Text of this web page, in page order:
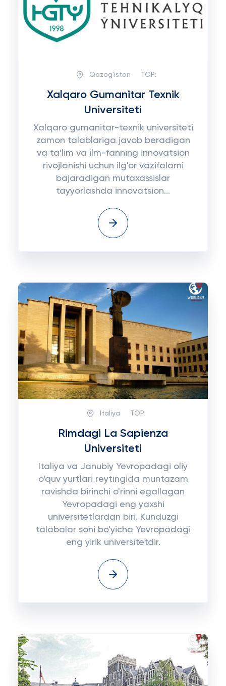
Qozog'iston TOP:
Xalqaro Gumanitar Texnik
Universiteti
Xalqaro gumanitar-texnik universiteti
zamon talablariga javob beradigan
va ta'lim va ilm-fanning innovatsion
rivojlanishi uchun ilg'or vazifalarni
bajaradigan mutaxassislar
tayyorlashda innovatsion...
Italiya TOP:
Rimdagi La Sapienza
Universiteti
Italiya va Janubiy Yevropadagi oliy
o'quv yurtlari reytingida muntazam
ravishda birinchi o'rinni egallagan
Yevropadagi eng yaxshi
universitetlardan biri. Kunduzgi
talabalar soni bo'yicha Yevropadagi
eng yirik universitetdir.